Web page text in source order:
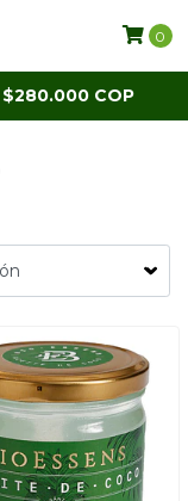
$280.000 COP
0